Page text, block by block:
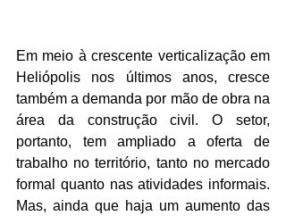
Em meio à crescente verticalização em
Heliópolis nos últimos anos, cresce
também a demanda por mão de obra na
área da construção civil. O setor,
portanto, tem ampliado a oferta de
trabalho no território, tanto no mercado
formal quanto nas atividades informais.
Mas, ainda que haja um aumento das